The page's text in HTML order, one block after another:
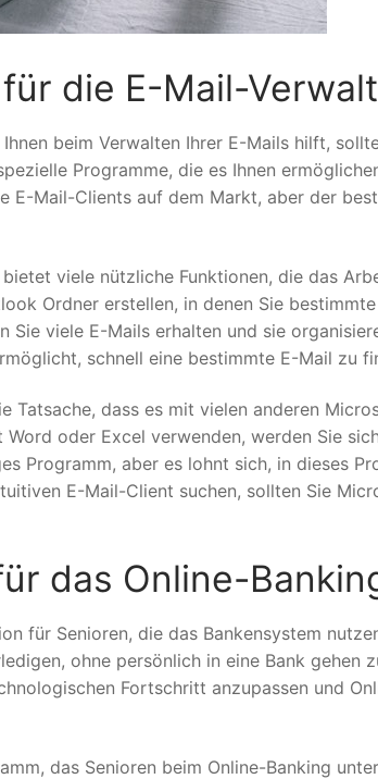
die E-Mail-
beim Verwalten Ihrer E-Mails hilft,
Programme, die es Ihnen
E-Mail-Clients auf dem Markt, aber der
viele nützliche Funktionen, die das
Ordner erstellen, in denen Sie
Sie viele E-Mails erhalten und sie
schnell eine bestimmte E-Mail zu
dass es mit vielen anderen
oder Excel verwenden, werden Sie
Programm, aber es lohnt sich, in dieses
E-Mail-Client suchen, sollten Sie
das Online-
für Senioren, die das Bankensystem
ohne persönlich in eine Bank gehen
Fortschritt anzupassen und
das Senioren beim Online-Banking